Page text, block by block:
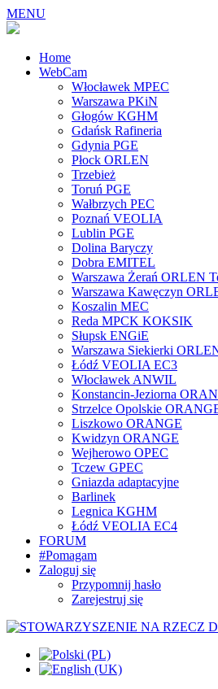
MENU
Home
WebCam
Włocławek MPEC
Warszawa PKiN
Głogów KGHM
Gdańsk Rafineria
Gdynia PGE
Płock ORLEN
Trzebież
Toruń PGE
Wałbrzych PEC
Poznań VEOLIA
Lublin PGE
Dolina Baryczy
Dobra EMITEL
Warszawa Żerań ORLEN
Warszawa Kawęczyn
Koszalin MEC
Reda MPCK KOKSIK
Słupsk ENGiE
Warszawa Siekierki
Łódź VEOLIA EC3
Włocławek ANWIL
Konstancin-Jeziorna
Strzelce Opolskie
Liszkowo ORANGE
Kwidzyn ORANGE
Wejherowo OPEC
Tczew GPEC
Gniazda adaptacyjne
Barlinek
Legnica KGHM
Łódź VEOLIA EC4
FORUM
#Pomagam
Zaloguj się
Przypomnij hasło
Zarejestruj się